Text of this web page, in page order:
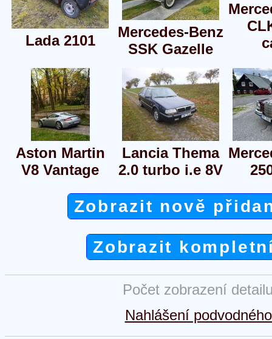
Lada 2101
Mercedes-Benz
SSK Gazelle
Aston Martin
V8 Vantage
Lancia Thema
2.0 turbo i.e 8V
Zobrazit nově
Zobrazit
Počet zobrazení
Nahlášení